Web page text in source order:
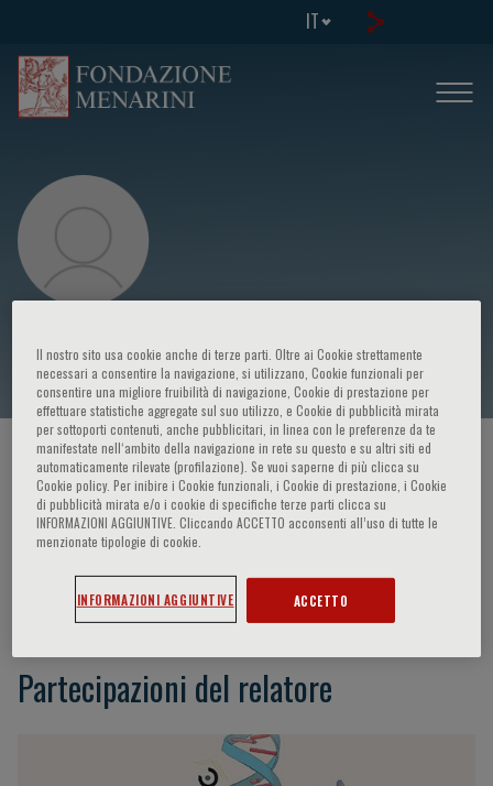
IT
Mihai Netea
HOME PAGE / CORSI ED EVENTI / RELATORE
Mihai Netea
Partecipazioni del relatore
Il nostro sito usa cookie anche di terze parti. Oltre ai Cookie strettamente
necessari a consentire la navigazione, si utilizzano, Cookie funzionali per
consentire una migliore fruibilità di navigazione, Cookie di prestazione per
effettuare statistiche aggregate sul suo utilizzo, e Cookie di pubblicità mirata
per sottoporti contenuti, anche pubblicitari, in linea con le preferenze da te
manifestate nell‘ambito della navigazione in rete su questo e su altri siti ed
automaticamente rilevate (profilazione). Se vuoi saperne di più clicca su
Cookie policy. Per inibire i Cookie funzionali, i Cookie di prestazione, i Cookie
di pubblicità mirata e/o i cookie di specifiche terze parti clicca su
INFORMAZIONI AGGIUNTIVE. Cliccando ACCETTO acconsenti all’uso di tutte le
menzionate tipologie di cookie.
INFORMAZIONI AGGIUNTIVE ACCETTO